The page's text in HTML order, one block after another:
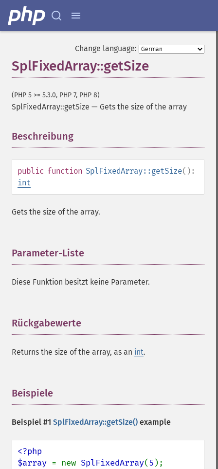
Change language:
SplFixedArray::getSize
(PHP 5 >= 5.3.0, PHP 7, PHP 8)
SplFixedArray::getSize — Gets the size of the array
Beschreibung
public function SplFixedArray::getSize():
int
Gets the size of the array.
Parameter-Liste
Diese Funktion besitzt keine Parameter.
Rückgabewerte
Returns the size of the array, as an int.
Beispiele
Beispiel #1 SplFixedArray::getSize() example
<?php
$array = new SplFixedArray(5 );